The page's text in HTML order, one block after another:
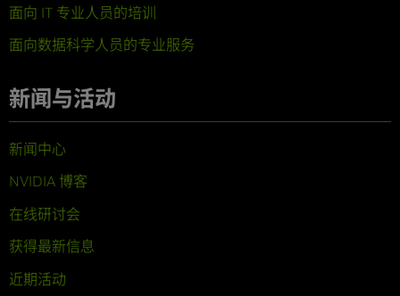
面向 IT 专业人员的培训
面向数据科学人员的专业服务
新闻与活动
新闻中心
NVIDIA 博客
在线研讨会
获得最新信息
近期活动